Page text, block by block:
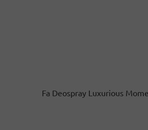
Fa Deospray Luxurious